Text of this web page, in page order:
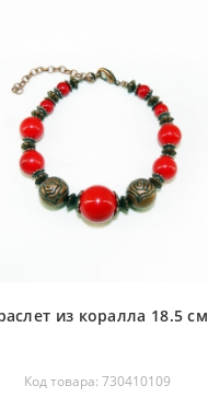
из коралла 18.5 см
Код товара: 730410109